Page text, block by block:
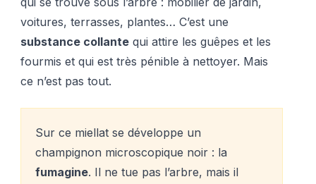
voitures, terrasses, plantes… C’est une
substance collante qui attire les guêpes et les
fourmis et qui est très pénible à nettoyer. Mais
ce n’est pas tout.
Sur ce miellat se développe un
champignon microscopique noir : la
fumagine. Il ne tue pas l’arbre, mais il